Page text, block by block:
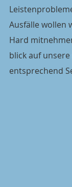
Ausfälle wollen
Hard
blick auf
entsprechend